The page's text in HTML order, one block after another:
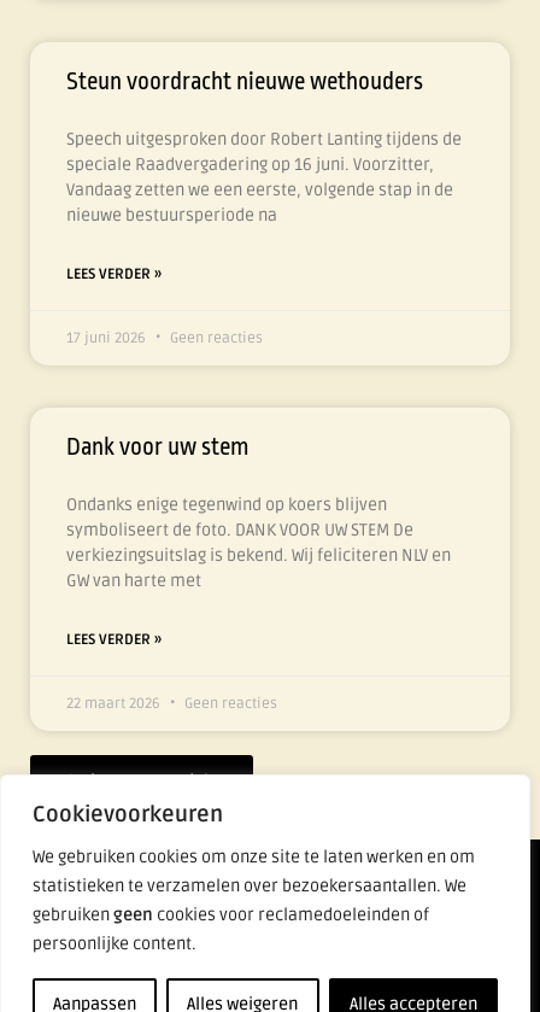
Cookievoorkeuren
We gebruiken cookies om onze site te laten werken en om
statistieken te verzamelen over bezoekersaantallen. We
gebruikengeen cookies voor reclamedoeleinden of
persoonlijke content.
Aanpassen Alles weigeren Alles accepteren
Steun voordracht nieuwe wethouders
Speech uitgesproken door Robert Lanting tijdens de
speciale Raadvergadering op 16 juni. Voorzitter,
Vandaag zetten we een eerste, volgende stap in de
nieuwe bestuursperiode na
LEES VERDER »
17 juni 2026 Geen reacties
Dank voor uw stem
Ondanks enige tegenwind op koers blijven
symboliseert de foto. DANK VOOR UW STEM De
verkiezingsuitslag is bekend. Wij feliciteren NLV en
GW van harte met
LEES VERDER »
22 maart 2026 Geen reacties
Nieuws overzicht
Lijst Fier